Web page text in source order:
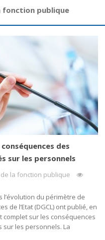
fonction publique
des
sur les personnels
la fonction publique
l’évolution du périmètre de
de l’Etat (DGCL) ont publié, en
sur les conséquences
sur les personnels. La